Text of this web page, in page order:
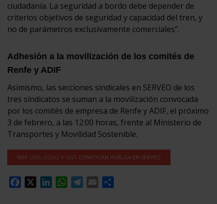
ciudadanía. La seguridad a bordo debe depender de
criterios objetivos de seguridad y capacidad del tren, y
no de parámetros exclusivamente comerciales”.
Adhesión a la movilización de los comités de
Renfe y ADIF
Asimismo, las secciones sindicales en SERVEO de los
tres sindicatos se suman a la movilización convocada
por los comités de empresa de Renfe y ADIF, el próximo
3 de febrero, a las 12:00 horas, frente al Ministerio de
Transportes y Movilidad Sostenible.
NDP USO, CCOO Y UGT CONVOCAN HUELGA EN SERVEO
Facebook LinkedInWhatsApp
Telegram
Email